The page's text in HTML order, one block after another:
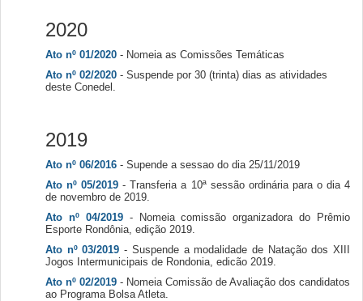
2020
Ato nº 01/2020 - Nomeia as Comissões Temáticas
Ato nº 02/2020 - Suspende por 30 (trinta) dias as atividades
deste Conedel.
2019
Ato nº 06/2016 - Supende a sessao do dia 25/11/2019
Ato nº 05/2019 - Transferia a 10ª sessão ordinária para o dia 4
de novembro de 2019.
Ato nº 04/2019- Nomeia comissão organizadora do Prêmio
Esporte Rondônia, edição 2019.
Ato nº 03/2019 - Suspende a modalidade de Natação dos XIII
Jogos Intermunicipais de Rondonia, edicão 2019.
Ato nº 02/2019 - Nomeia Comissão de Avaliação dos candidatos
ao Programa Bolsa Atleta.